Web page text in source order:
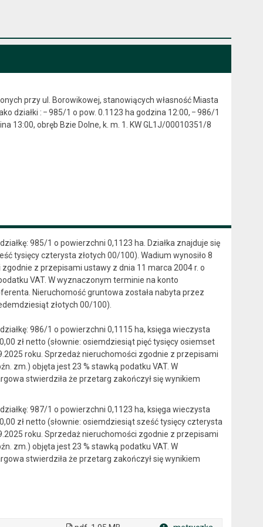
przy ul. Borowikowej, stanowiących własność Miasta
działki : ᠆ 985/1 o pow. 0.1123 ha godzina 12:00, ᠆ 986/1
13:00, obręb Bzie Dolne, k. m. 1. KW GL1J/00010351/8
985/1 o powierzchni 0,1123 ha. Działka znajduje się
tysięcy czterysta złotych 00/100). Wadium wynosiło 8
z przepisami ustawy z dnia 11 marca 2004 r. o
VAT. W wyznaczonym terminie na konto
Nieruchomość gruntowa została nabyta przez
złotych 00/100).
986/1 o powierzchni 0,1115 ha, księga wieczysta
zł netto (słownie: osiemdziesiąt pięć tysięcy osiemset
roku. Sprzedaż nieruchomości zgodnie z przepisami
zm.) objęta jest 23 % stawką podatku VAT. W
stwierdziła że przetarg zakończył się wynikiem
987/1 o powierzchni 0,1123 ha, księga wieczysta
zł netto (słownie: osiemdziesiąt sześć tysięcy czterysta
roku. Sprzedaż nieruchomości zgodnie z przepisami
zm.) objęta jest 23 % stawką podatku VAT. W
stwierdziła że przetarg zakończył się wynikiem